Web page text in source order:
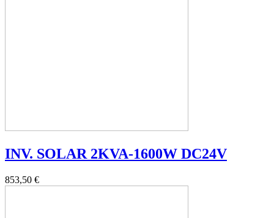
INV. SOLAR 2KVA-1600W DC24V
853,50 €